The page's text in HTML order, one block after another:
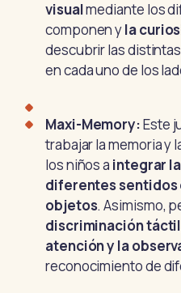
visualmediante los
componen yla
descubrir las
en cada uno de los
Maxi-Memory:Este
trabajar la memoria y
los niños a integrar
diferentes sentidos
objetos.Asimismo,
discriminación
atención y la
reconocimiento de